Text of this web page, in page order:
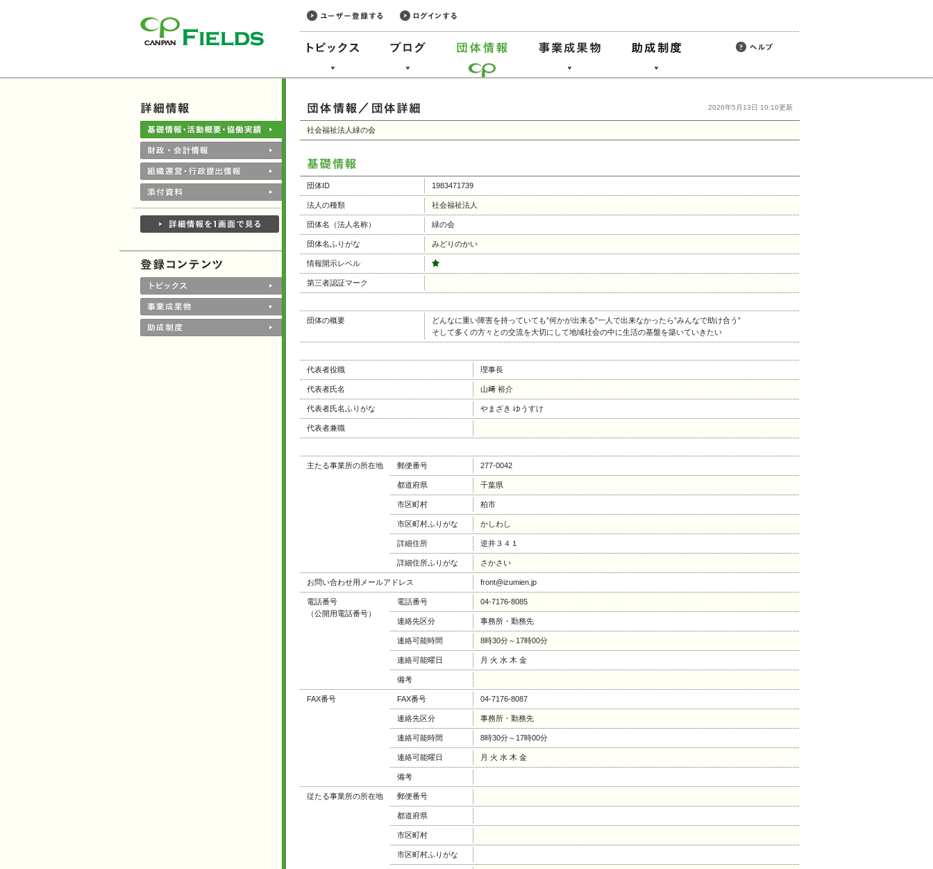
2026年5月13日 10:10更新
社会福祉法人緑の会
団体ID 1983471739
法人の種類 社会福祉法人
団体名（法人名称） 緑の会
団体名ふりがな みどりのかい
情報開示レベル
第三者認証マーク
団体の概要
どんなに重い障害を持っていても”何かが出来る”一人で出来なかったら”みんなで助け合う”
そして多くの方々との交流を大切にして地域社会の中に生活の基盤を築いていきたい
代表者役職 理事長
代表者氏名 山﨑 裕介
代表者氏名ふりがな やまざき ゆうすけ
代表者兼職
主たる事業所の所在地 郵便番号 277-0042
都道府県 千葉県
市区町村 柏市
市区町村ふりがな かしわし
詳細住所 逆井３４１
詳細住所ふりがな さかさい
お問い合わせ用メールアドレス front@izumien.jp
電話番号
（公開用電話番号）
電話番号 04-7176-8085
連絡先区分 事務所・勤務先
連絡可能時間 8時30分～17時00分
連絡可能曜日 月 火 水 木 金
備考
FAX番号 FAX番号 04-7176-8087
連絡先区分 事務所・勤務先
連絡可能時間 8時30分～17時00分
連絡可能曜日 月 火 水 木 金
備考
従たる事業所の所在地 郵便番号
都道府県
市区町村
市区町村ふりがな